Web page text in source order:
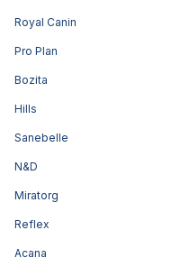
Royal Canin
Pro Plan
Bozita
Hills
Sanebelle
N&D
Miratorg
Reflex
Acana